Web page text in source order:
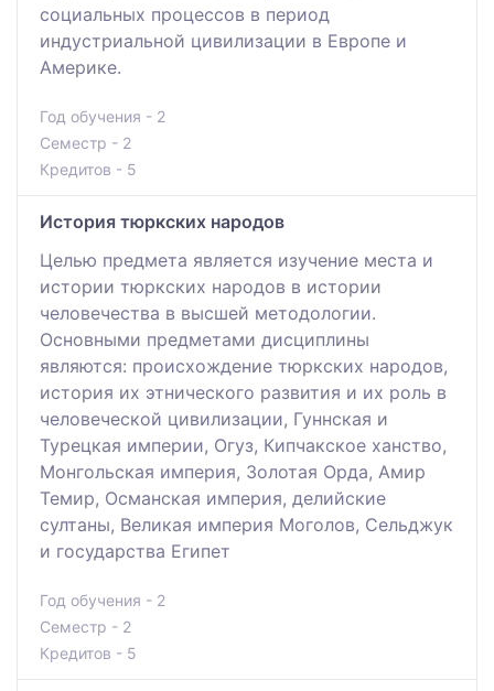
социальных процессов в период
индустриальной цивилизации в Европе и
Америке.
Год обучения - 2
Семестр - 2
Кредитов - 5
История тюркских народов
Целью предмета является изучение места и
истории тюркских народов в истории
человечества в высшей методологии.
Основными предметами дисциплины
являются: происхождение тюркских народов,
история их этнического развития и их роль в
человеческой цивилизации, Гуннская и
Турецкая империи, Огуз, Кипчакское ханство,
Монгольская империя, Золотая Орда, Амир
Темир, Османская империя, делийские
султаны, Великая империя Моголов, Сельджук
и государства Египет
Год обучения - 2
Семестр - 2
Кредитов - 5